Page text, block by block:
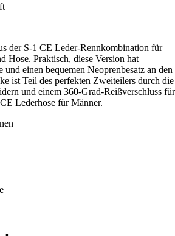
der S-1 CE Leder-Rennkombination für
Hose. Praktisch, diese Version hat
einen bequemen Neoprenbesatz an den
ist Teil des perfekten Zweiteilers durch die
und einem 360-Grad-Reißverschluss für
Lederhose für Männer.